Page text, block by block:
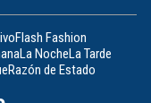
Flash Fashion
La NocheLa Tarde
Razón de Estado